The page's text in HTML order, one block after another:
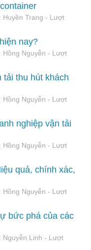
Huyền Trang - Lượt
nay?
Hồng Nguyễn - Lượt
tải thu hút khách
Hồng Nguyễn - Lượt
nghiệp vận tải
Hồng Nguyễn - Lượt
quả, chính xác,
Hồng Nguyễn - Lượt
bức phá của các
Nguyễn Linh - Lượt